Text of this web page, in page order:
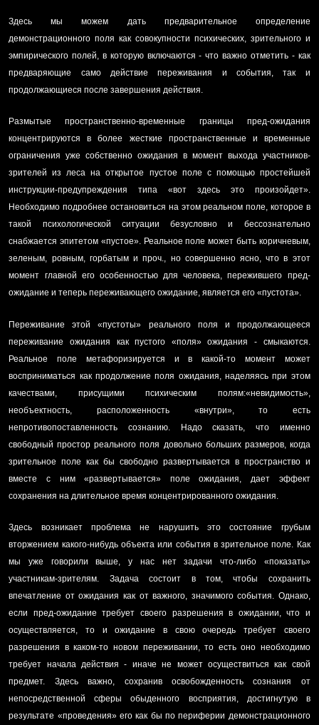
Здесь мы можем дать предварительное определение
демонстрационного поля как совокупности психических, зрительного и
эмпирического полей, в которую включаются - что важно отметить - как
предваряющие само действие переживания и события, так и
продолжающиеся после завершения действия.
Размытые пространственно-временные границы пред-ожидания
концентрируются в более жесткие пространственные и временные
ограничения уже собственно ожидания в момент выхода участников-
зрителей из леса на открытое пустое поле с помощью простейшей
инструкции-предупреждения типа «вот здесь это произойдет».
Необходимо подробнее остановиться на этом реальном поле, которое в
такой психологической ситуации безусловно и бессознательно
снабжается эпитетом «пустое». Реальное поле может быть коричневым,
зеленым, ровным, горбатым и проч., но совершенно ясно, что в этот
момент главной его особенностью для человека, пережившего пред-
ожидание и теперь переживающего ожидание, является его «пустота».
Переживание этой «пустоты» реального поля и продолжающееся
переживание ожидания как пустого «поля» ожидания - смыкаются.
Реальное поле метафоризируется и в какой-то момент может
восприниматься как продолжение поля ожидания, наделяясь при этом
качествами, присущими психическим полям:«невидимость»,
необъектность, расположенность «внутри», то есть
непротивопоставленность сознанию. Надо сказать, что именно
свободный простор реального поля довольно больших размеров, когда
зрительное поле как бы свободно развертывается в пространство и
вместе с ним «развертывается» поле ожидания, дает эффект
сохранения на длительное время концентрированного ожидания.
Здесь возникает проблема не нарушить это состояние грубым
вторжением какого-нибудь объекта или события в зрительное поле. Как
мы уже говорили выше, у нас нет задачи что-либо «показать»
участникам-зрителям. Задача состоит в том, чтобы сохранить
впечатление от ожидания как от важного, значимого события. Однако,
если пред-ожидание требует своего разрешения в ожидании, что и
осуществляется, то и ожидание в свою очередь требует своего
разрешения в каком-то новом переживании, то есть оно необходимо
требует начала действия - иначе не может осуществиться как свой
предмет. Здесь важно, сохранив освобожденность сознания от
непосредственной сферы обыденного восприятия, достигнутую в
результате «проведения» его как бы по периферии демонстрационного